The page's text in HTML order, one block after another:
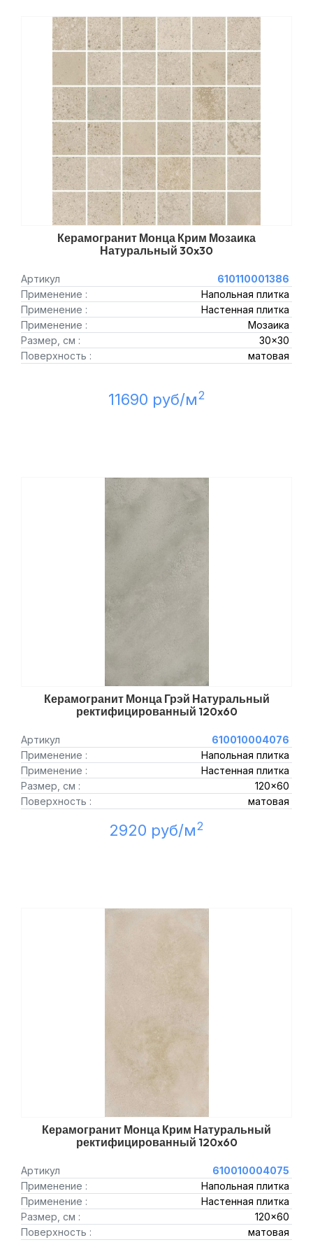
Керамогранит Монца Крим Мозаика
Натуральный 30x30
Артикул
610110001386
Применение :
Напольная плитка
Применение :
Настенная плитка
Применение :
Мозаика
Размер, см :
30x30
Поверхность :
матовая
11690 руб/м2
Керамогранит Монца Грэй Натуральный
ректифицированный 120x60
Артикул
610010004076
Применение :
Напольная плитка
Применение :
Настенная плитка
Размер, см :
120x60
Поверхность :
матовая
2920 руб/м2
Керамогранит Монца Крим Натуральный
ректифицированный 120x60
Артикул
610010004075
Применение :
Напольная плитка
Применение :
Настенная плитка
Размер, см :
120x60
Поверхность :
матовая